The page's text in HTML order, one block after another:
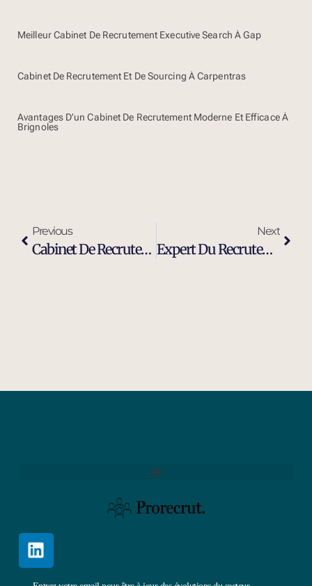
Meilleur Cabinet De Recrutement Executive Search À Gap
Cabinet De Recrutement Et De Sourcing À Carpentras
Avantages D’un Cabinet De Recrutement Moderne Et Efficace À
Brignoles
Previous
Cabinet De Recrutement Ingénieur Maintenance Industrielle À Port-De-Bouc
Next
Expert Du Recrutement D’ingénieurs Et Cadres Dirigeants À Port-De-Bouc